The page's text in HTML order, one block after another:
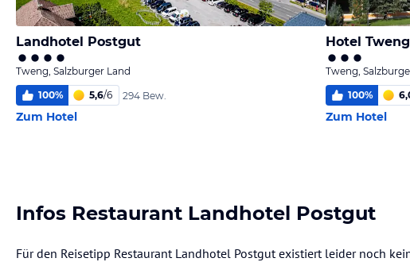
Landhotel Postgut
Tweng, Salzburger Land
100% 5,6/6 294 Bew.
Zum Hotel
Hotel
Tweng,
100%
Zum Hotel
Infos Restaurant Landhotel Postgut
Für den Reisetipp Restaurant Landhotel Postgut existiert leider noch